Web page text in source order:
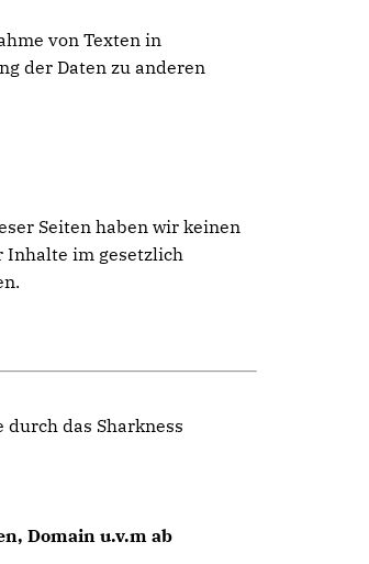
von Texten in
der Daten zu anderen
Seiten haben wir keinen
Inhalte im gesetzlich
das Sharkness
Domain u.v.m ab